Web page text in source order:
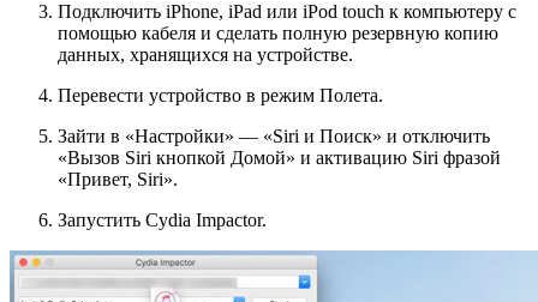
Подключить iPhone, iPad или iPod touch к компьютеру с
помощью кабеля и сделать полную резервную копию
данных, хранящихся на устройстве.
Перевести устройство в режим Полета.
Зайти в «Настройки» — «Siri и Поиск» и отключить
«Вызов Siri кнопкой Домой» и активацию Siri фразой
«Привет, Siri».
Запустить Cydia Impactor.